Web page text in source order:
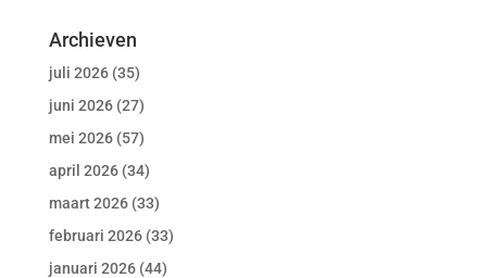
Archieven
juli 2026(35)
juni 2026(27)
mei 2026(57)
april 2026(34)
maart 2026(33)
februari 2026(33)
januari 2026(44)